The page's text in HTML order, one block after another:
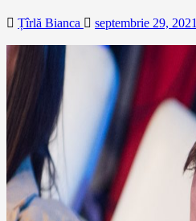
Țîrlă Bianca septembrie 29, 2021